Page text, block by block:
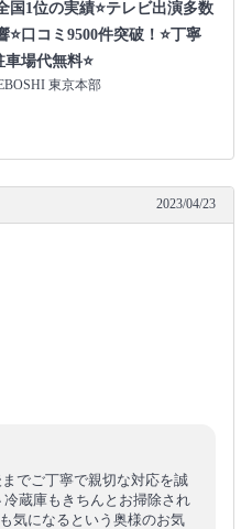
国1位の実績⭐テレビ出演多数
⭐口コミ9500件突破！⭐丁寧
車場代無料⭐
東京本部
2023/04/23
でご丁寧で親切な対応を誠
蔵庫もきちんとお掃除され
気になるという奥様のお気